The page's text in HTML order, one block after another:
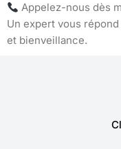
Appelez-nous dès
Un expert vous
et bienveillance.